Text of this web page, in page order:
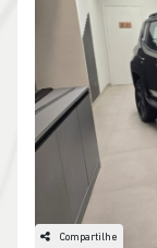
Compartilhe